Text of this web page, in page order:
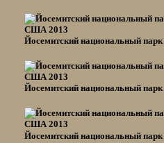
Йосемитский национальный парк
Йосемитский национальный парк
Йосемитский национальный парк